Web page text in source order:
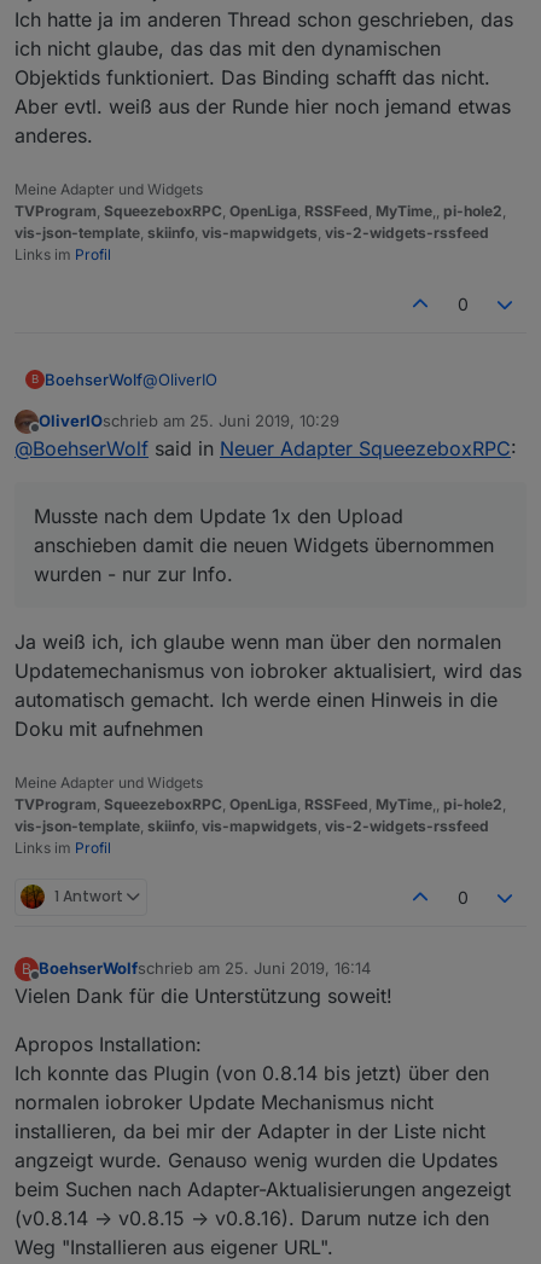
Ich hatte ja im anderen Thread schon geschrieben, das
ich nicht glaube, das das mit den dynamischen
Objektids funktioniert. Das Binding schafft das nicht.
Aber evtl. weiß aus der Runde hier noch jemand etwas
anderes.
Meine Adapter und Widgets
TVProgram SqueezeboxRPC OpenLiga RSSFeed MyTime pi-hole2
vis-json-template skiinfo vis-mapwidgets vis-2-widgets-rssfeed
Links im Profil
0
B BoehserWolf@OliverIO
Bingo, läuft! Besten Dank dafür.
übernommen wurden - nur zur Info.
Das mit dem Autoscale der Fonts haut bei mir
jedoch eher suboptimal hin:
Darf ich noch einmal auf das jqui select
hinweisen :)
bauen (CSS passt noch nicht):
Offline
OliverIOschrieb am 25. Juni 2019, 10:29
zuletzt editiert von
@BoehserWolf said in Neuer Adapter SqueezeboxRPC:
Musste nach dem Update 1x den Upload
anschieben damit die neuen Widgets übernommen
wurden - nur zur Info.
Ja weiß ich, ich glaube wenn man über den normalen
Updatemechanismus von iobroker aktualisiert, wird das
automatisch gemacht. Ich werde einen Hinweis in die
Doku mit aufnehmen
Meine Adapter und Widgets
TVProgram SqueezeboxRPC OpenLiga RSSFeed MyTime pi-hole2
vis-json-template skiinfo vis-mapwidgets vis-2-widgets-rssfeed
Links im Profil
1 Antwort 0
B
Offline
BoehserWolfschrieb am 25. Juni 2019, 16:14
zuletzt editiert von
Vielen Dank für die Unterstützung soweit!
Apropos Installation:
Ich konnte das Plugin (von 0.8.14 bis jetzt) über den
normalen iobroker Update Mechanismus nicht
installieren, da bei mir der Adapter in der Liste nicht
angzeigt wurde. Genauso wenig wurden die Updates
beim Suchen nach Adapter-Aktualisierungen angezeigt
(v0.8.14 -> v0.8.15 -> v0.8.16). Darum nutze ich den
Weg "Installieren aus eigener URL".